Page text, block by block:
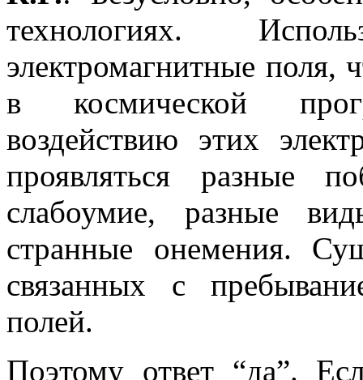
технологиях.
электромагнитные поля,
в космической
воздействию этих
проявляться разные
слабоумие, разные
странные онемения.
связанных с
полей.
Поэтому ответ “да”.